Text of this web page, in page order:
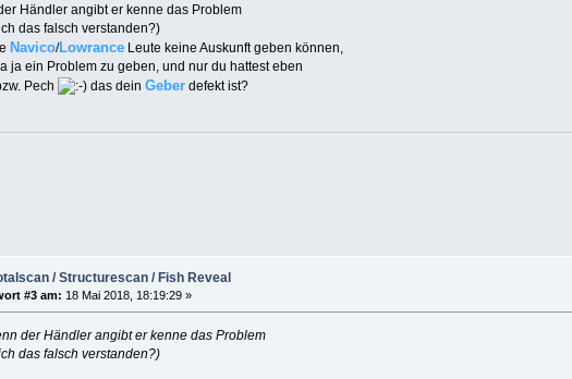
Händler angibt er kenne das Problem
das falsch verstanden?)
Navico/Lowrance Leute keine Auskunft geben können,
ja ein Problem zu geben, und nur du hattest eben
Pech
das deinGeber defekt ist?
/ Structurescan / Fish Reveal
#3 am: 18 Mai 2018, 18:19:29 »
der Händler angibt er kenne das Problem
das falsch verstanden?)